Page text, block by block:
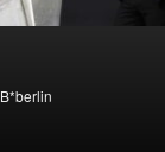
B*berlin